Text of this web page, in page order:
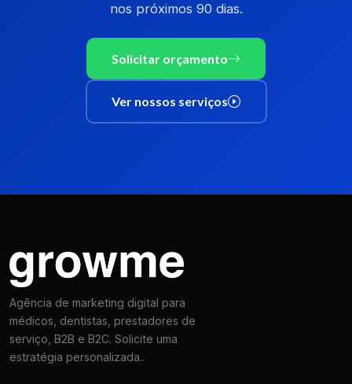
nos próximos 90 dias.
Solicitar orçamento
Ver nossos serviços
Agência de marketing digital para
médicos, dentistas, prestadores de
serviço, B2B e B2C. Solicite uma
estratégia personalizada..